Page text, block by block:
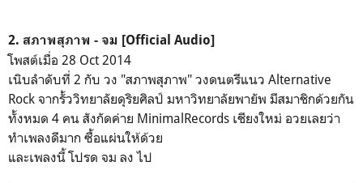
2. สภาพสุภาพ - จม [Official Audio]
โพสต์เมื่อ 28 Oct 2014
เนิบลำดับที่ 2 กับ วง "สภาพสุภาพ" วงดนตรีแนว Alternative
Rock จากรั้ววิทยาลัยดุริยศิลป์ มหาวิทยาลัยพายัพ มีสมาชิกด้วยกัน
ทั้งหมด 4 คน สังกัดค่าย MinimalRecords เชียงใหม่ อวยเลยว่า
ทำเพลงดีมาก ซื้อแผ่นให้ด้วย
และเพลงนี้ โปรด จม ลง ไป